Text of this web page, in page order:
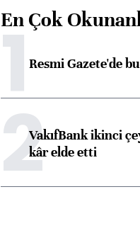
En Çok
1Resmi Gazete'de
2VakıfBank ikinci
kâr elde etti